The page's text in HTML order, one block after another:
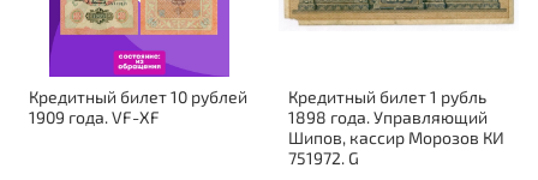
Кредитный билет 10 рублей
1909 года. VF-XF
Кредитный билет 1 рубль
1898 года. Управляющий
Шипов, кассир Морозов КИ
751972. G